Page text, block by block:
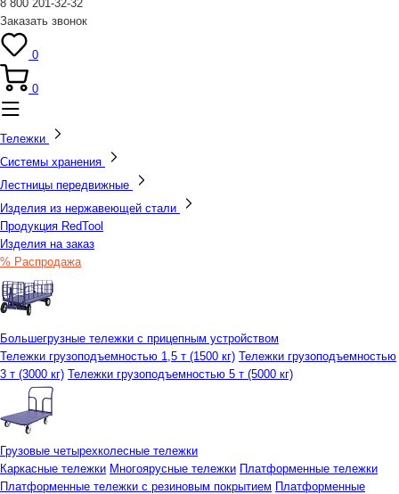
8 800 201-32-32
Заказать звонок
0
0
Тележки
Системы хранения
Лестницы передвижные
Изделия из нержавеющей стали
Продукция RedTool
Изделия на заказ
% Распродажа
Большегрузные тележки с прицепным устройством
Тележки грузоподъемностью 1,5 т (1500 кг) Тележки грузоподъемностью
3 т (3000 кг) Тележки грузоподъемностью 5 т (5000 кг)
Грузовые четырехколесные тележки
Каркасные тележки Многоярусные тележки Платформенные тележки
Платформенные тележки с резиновым покрытием Платформенные